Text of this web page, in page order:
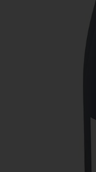
C’est un
un lieu-dit, un
vignes très
vignes sont
territoire. On